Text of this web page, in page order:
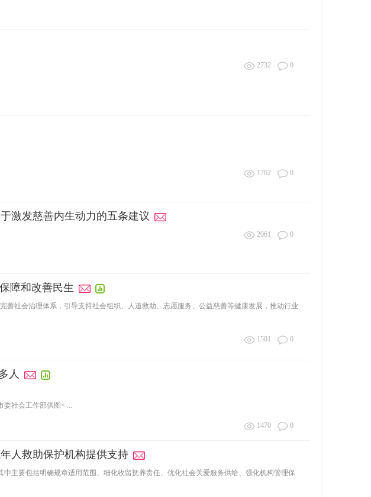
2732 0
1762 0
激发慈善内生动力的五条建议
2061 0
障和改善民生
善社会治理体系，引导支持社会组织、人道救助、志愿服务、公益慈善等健康发展，推动行业
1501 0
人
委社会工作部供图< ...
1470 0
人救助保护机构提供支持
主要包括明确规章适用范围、细化收留抚养责任、优化社会关爱服务供给、强化机构管理保